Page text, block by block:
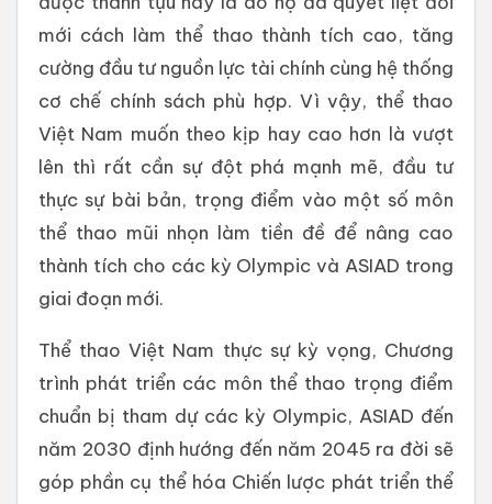
mới cách làm thể thao thành tích cao, tăng
cường đầu tư nguồn lực tài chính cùng hệ thống
cơ chế chính sách phù hợp. Vì vậy, thể thao
Việt Nam muốn theo kịp hay cao hơn là vượt
lên thì rất cần sự đột phá mạnh mẽ, đầu tư
thực sự bài bản, trọng điểm vào một số môn
thể thao mũi nhọn làm tiền đề để nâng cao
thành tích cho các kỳ Olympic và ASIAD trong
giai đoạn mới.
Thể thao Việt Nam thực sự kỳ vọng, Chương
trình phát triển các môn thể thao trọng điểm
chuẩn bị tham dự các kỳ Olympic, ASIAD đến
năm 2030 định hướng đến năm 2045 ra đời sẽ
góp phần cụ thể hóa Chiến lược phát triển thể